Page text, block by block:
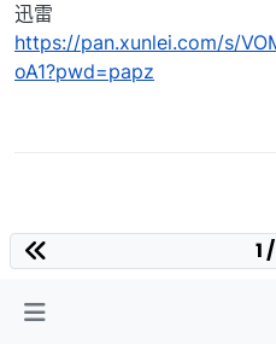
迅雷
https://pan.xunlei.com/s/
oA1?pwd=papz
1